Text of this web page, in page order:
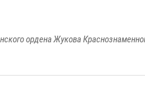
ордена Жукова